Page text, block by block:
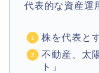
代表的な資産運
株を代表と
不動産、太
ト」